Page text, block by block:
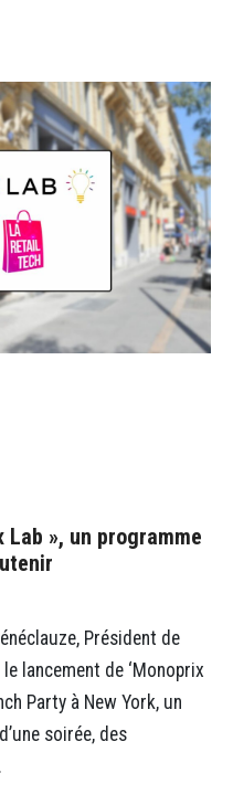
», un programme
Président de
lancement de ‘Monoprix
Party à New York, un
soirée, des